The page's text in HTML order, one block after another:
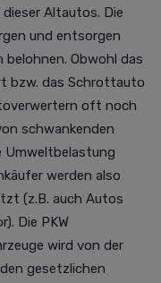
Altautos. Die
und entsorgen
belohnen. Obwohl das
bzw. das Schrottauto
oft noch
schwankenden
Umweltbelastung
werden also
(z.B. auch Autos
Die PKW
wird von der
gesetzlichen